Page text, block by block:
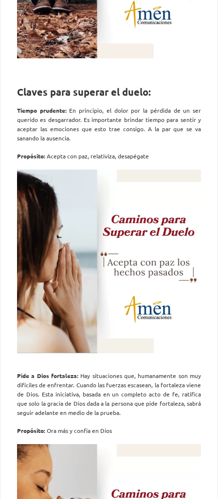
Claves para superar el duelo:
Tiempo prudente:En principio, el dolor por la pérdida de un ser
querido es desgarrador. Es importante brindar tiempo para sentir y
aceptar las emociones que esto trae consigo. A la par que se va
sanando la ausencia.
Propósito:Acepta con paz, relativiza, desapégate
Pide a Dios fortaleza: Hay situaciones que, humanamente son muy
difíciles de enfrentar. Cuando las fuerzas escasean, la fortaleza viene
de Dios. Esta iniciativa, basada en un completo acto de fe, ratifica
que solo la gracia de Dios dada a la persona que pide fortaleza, sabrá
seguir adelante en medio de la prueba.
Propósito:Ora más y confía en Dios